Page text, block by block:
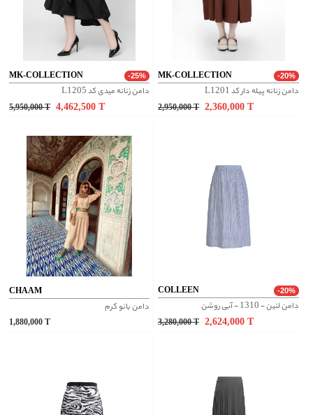
MK-COLLECTION -25%
دامن زنانه میدی کد L1205
5,950,000 T 4,462,500
MK-COLLECTION -20%
دامن زنانه پیله دار کد L1201
2,950,000 T 2,360,000
CHAAM
دامن بانو کرم
1,880,000
COLLEEN -20%
دامن لنین - 1310 - آبی روشن
3,280,000 T 2,624,000